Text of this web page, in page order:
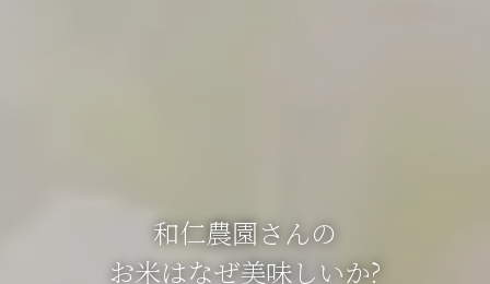
和仁農園さんの
お米はなぜ美味しいか?